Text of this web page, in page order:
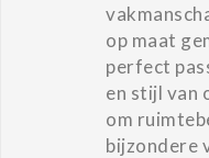
op maat
perfect
en stijl van
om
bijzondere